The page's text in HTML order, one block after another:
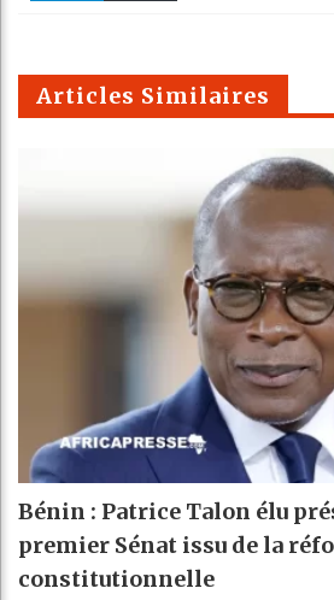
m
Articles Similaires
Bénin : Patrice Talon élu
premier Sénat issu de la
constitutionnelle